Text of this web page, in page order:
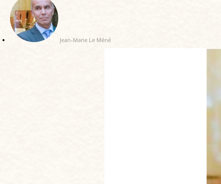
Jean-Marie Le Méné